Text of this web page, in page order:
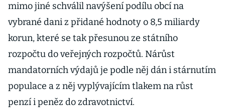
mimo jiné schválil navýšení podílu obcí na
vybrané dani z přidané hodnoty o 8,5 miliardy
korun, které se tak přesunou ze státního
rozpočtu do veřejných rozpočtů. Nárůst
mandatorních výdajů je podle něj dán i stárnutím
populace a z něj vyplývajícím tlakem na růst
penzí i peněz do zdravotnictví.